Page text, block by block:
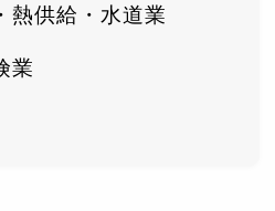
熱供給・水道業
業